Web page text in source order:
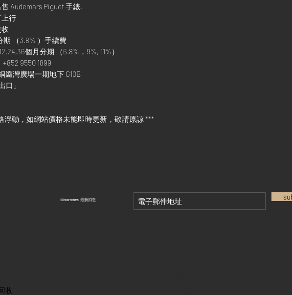
Audemars Piguet 手錶,
行
期 （3.8% ）手續費
個月分期 （6.8%，9%, 11%）
9550 1899
鑼灣廣場一期地下 G10B
口」
浮動，如網站價格未能即時更新，敬請原諒 ***
​28watches 最新消息
收